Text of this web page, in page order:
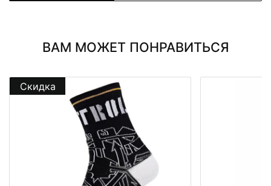
ВАМ МОЖЕТ ПОНРАВИТЬСЯ
Скидка